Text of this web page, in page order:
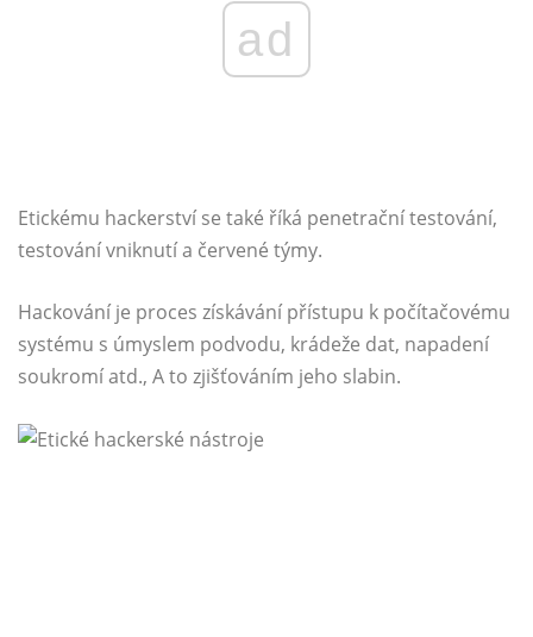
ad
Etickému hackerství se také říká penetrační testování,
testování vniknutí a červené týmy.
Hackování je proces získávání přístupu k počítačovému
systému s úmyslem podvodu, krádeže dat, napadení
soukromí atd., A to zjišťováním jeho slabin.